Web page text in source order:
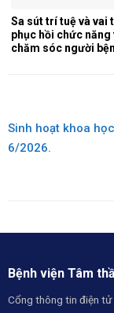
Sa sút trí tuệ và vai
phục hồi chức
chăm sóc người
Sinh hoạt khoa
6/2026.
Bệnh viện Tâm
Cổng thông tin điện tử